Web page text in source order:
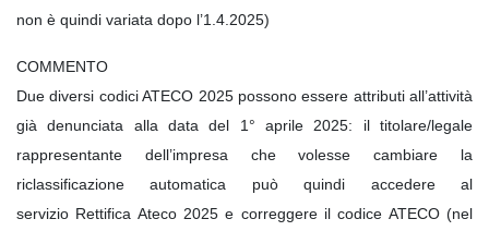
non è quindi variata dopo l’1.4.2025)
COMMENTO
Due diversi codici ATECO 2025 possono essere attributi all’attività
già denunciata alla data del 1° aprile 2025: il titolare/legale
rappresentante dell’impresa che volesse cambiare la
riclassificazione automatica può quindi accedere al
servizio Rettifica Ateco 2025 e correggere il codice ATECO (nel